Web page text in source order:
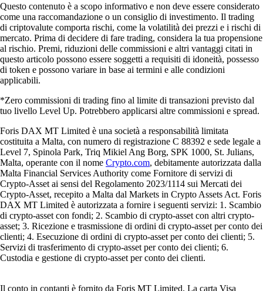
Questo contenuto è a scopo informativo e non deve essere considerato
come una raccomandazione o un consiglio di investimento. Il trading
di criptovalute comporta rischi, come la volatilità dei prezzi e i rischi di
mercato. Prima di decidere di fare trading, considera la tua propensione
al rischio. Premi, riduzioni delle commissioni e altri vantaggi citati in
questo articolo possono essere soggetti a requisiti di idoneità, possesso
di token e possono variare in base ai termini e alle condizioni
applicabili.
*Zero commissioni di trading fino al limite di transazioni previsto dal
tuo livello Level Up. Potrebbero applicarsi altre commissioni e spread.
Foris DAX MT Limited è una società a responsabilità limitata
costituita a Malta, con numero di registrazione C 88392 e sede legale a
Level 7, Spinola Park, Triq Mikiel Ang Borg, SPK 1000, St. Julians,
Malta, operante con il nome Crypto.com, debitamente autorizzata dalla
Malta Financial Services Authority come Fornitore di servizi di
Crypto-Asset ai sensi del Regolamento 2023/1114 sui Mercati dei
Crypto-Asset, recepito a Malta dal Markets in Crypto Assets Act. Foris
DAX MT Limited è autorizzata a fornire i seguenti servizi: 1. Scambio
di crypto-asset con fondi; 2. Scambio di crypto-asset con altri crypto-
asset; 3. Ricezione e trasmissione di ordini di crypto-asset per conto dei
clienti; 4. Esecuzione di ordini di crypto-asset per conto dei clienti; 5.
Servizi di trasferimento di crypto-asset per conto dei clienti; 6.
Custodia e gestione di crypto-asset per conto dei clienti.
Il conto in contanti è fornito da Foris MT Limited. La carta Visa